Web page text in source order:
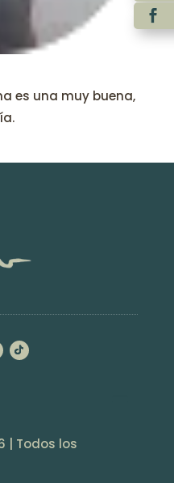
es una muy buena,
| Todos los